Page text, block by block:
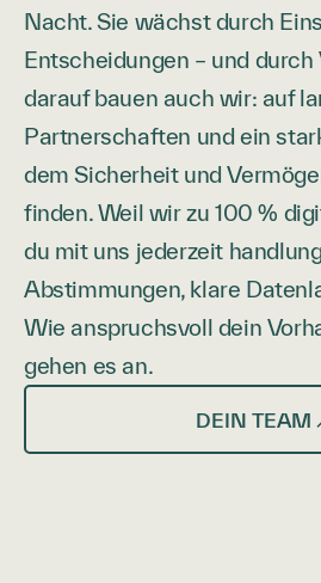
Nacht. Sie wächst durch
Entscheidungen – und durch
darauf bauen auch wir: auf
Partnerschaften und ein
dem Sicherheit und
finden. Weil wir zu 100 %
du mit uns jederzeit
Abstimmungen, klare
Wie anspruchsvoll dein
gehen es an.
DEIN TEAM